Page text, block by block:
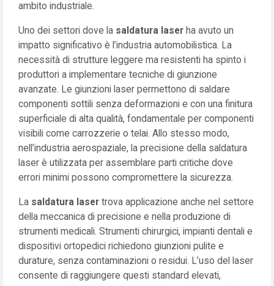
ambito industriale.
Uno dei settori dove la saldatura laser ha avuto un
impatto significativo è l’industria automobilistica. La
necessità di strutture leggere ma resistenti ha spinto i
produttori a implementare tecniche di giunzione
avanzate. Le giunzioni laser permettono di saldare
componenti sottili senza deformazioni e con una finitura
superficiale di alta qualità, fondamentale per componenti
visibili come carrozzerie o telai. Allo stesso modo,
nell’industria aerospaziale, la precisione della saldatura
laser è utilizzata per assemblare parti critiche dove
errori minimi possono compromettere la sicurezza.
La saldatura laser trova applicazione anche nel settore
della meccanica di precisione e nella produzione di
strumenti medicali. Strumenti chirurgici, impianti dentali e
dispositivi ortopedici richiedono giunzioni pulite e
durature, senza contaminazioni o residui. L’uso del laser
consente di raggiungere questi standard elevati,